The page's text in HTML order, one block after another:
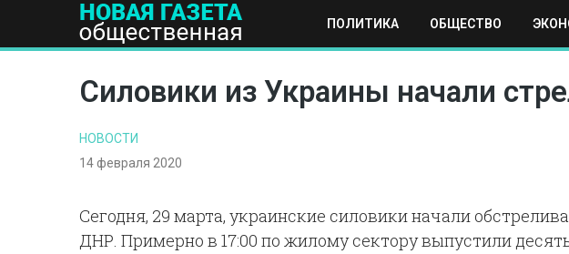
ПОЛИТИКА ОБЩЕСТВО
ПОЛИТИКА ОБЩЕСТВО ЭКОНОМИКА НАУКА И ТЕХНИКА СПОРТ
Силовики из Украины начали
НОВОСТИ
14 февраля 2020
Сегодня, 29 марта, украинские силовики начали
ДНР. Примерно в 17:00 по жилому сектору выпустили